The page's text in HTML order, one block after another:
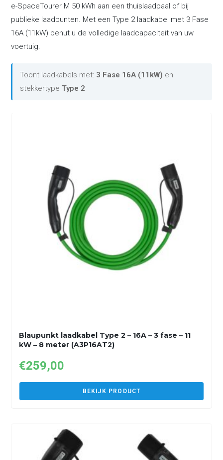
e-SpaceTourer M 50 kWh aan een thuislaadpaal of bij
publieke laadpunten. Met een Type 2 laadkabel met 3 Fase
16A (11kW) benut u de volledige laadcapaciteit van uw
voertuig.
Toont laadkabels met: 3 Fase 16A (11kW) en
stekkertypeType 2
Blaupunkt laadkabel Type 2 – 16A – 3 fase – 11
kW – 8 meter (A3P16AT2)
€259,00
BEKIJK PRODUCT